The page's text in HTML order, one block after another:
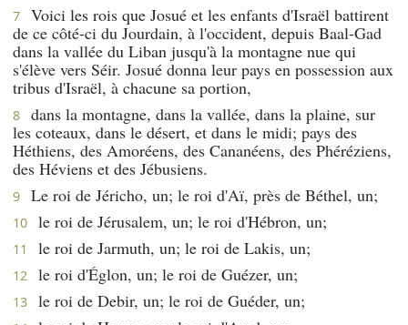
7
Voici les rois que Josué et les enfants d'Israël battirent
de ce côté-ci du Jourdain, à l'occident, depuis Baal-Gad
dans la vallée du Liban jusqu'à la montagne nue qui
s'élève vers Séir. Josué donna leur pays en possession aux
tribus d'Israël, à chacune sa portion,
8
dans la montagne, dans la vallée, dans la plaine, sur
les coteaux, dans le désert, et dans le midi; pays des
Héthiens, des Amoréens, des Cananéens, des Phéréziens,
des Héviens et des Jébusiens.
9 Le roi de Jéricho, un; le roi d'Aï, près de Béthel, un;
10 le roi de Jérusalem, un; le roi d'Hébron, un;
11 le roi de Jarmuth, un; le roi de Lakis, un;
12 le roi d'Églon, un; le roi de Guézer, un;
13 le roi de Debir, un; le roi de Guéder, un;